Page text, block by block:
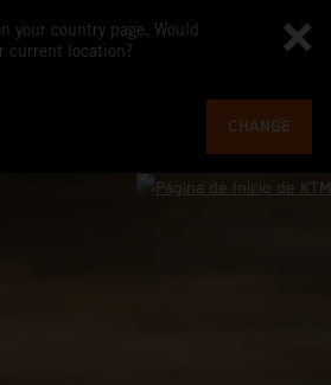
your country page. Would
current location?
CHANGE